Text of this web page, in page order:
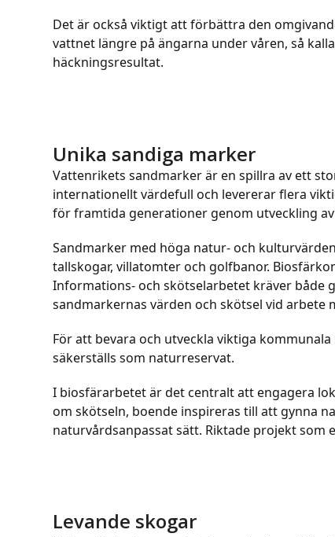
Det är också viktigt att förbättra den
vattnet längre på ängarna under våren, så
häckningsresultat.
Unika sandiga marker
Vattenrikets sandmarker är en spillra av ett
internationellt värdefull och levererar flera
för framtida generationer genom utveckling
Sandmarker med höga natur- och
tallskogar, villatomter och golfbanor.
Informations- och skötselarbetet kräver både
sandmarkernas värden och skötsel vid arbete
För att bevara och utveckla viktiga
säkerställs som naturreservat.
I biosfärarbetet är det centralt att engagera
om skötseln, boende inspireras till att gynna
naturvårdsanpassat sätt. Riktade projekt
Levande skogar